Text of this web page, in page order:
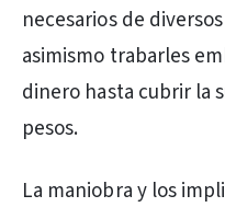
necesarios de
asimismo trabarles
dinero hasta cubrir la
pesos.
La maniobra y los